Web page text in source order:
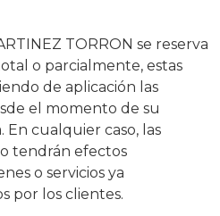
TORRON se reserva
o parcialmente, estas
de aplicación las
el momento de su
En cualquier caso, las
tendrán efectos
o servicios ya
por los clientes.